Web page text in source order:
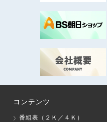
コンテンツ
番組表（２Ｋ／４Ｋ）